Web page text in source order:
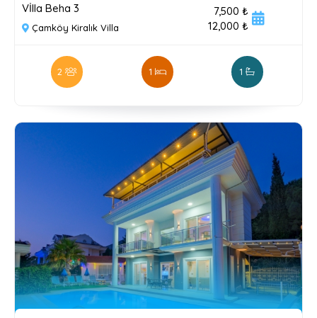
Vİlla Beha 3
Çamköy Kiralık Villa
7,500 ₺
12,000 ₺
2 1 1